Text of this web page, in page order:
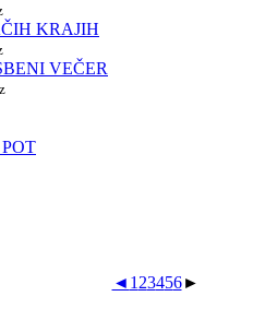
KRAJIH
VEČER
◄ 1 23456►